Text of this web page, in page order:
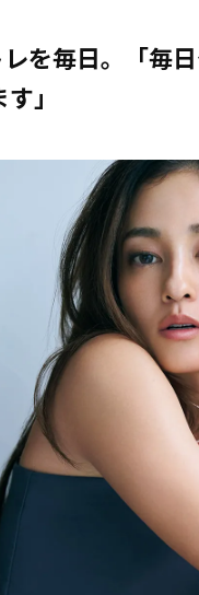
を毎日。「毎
」